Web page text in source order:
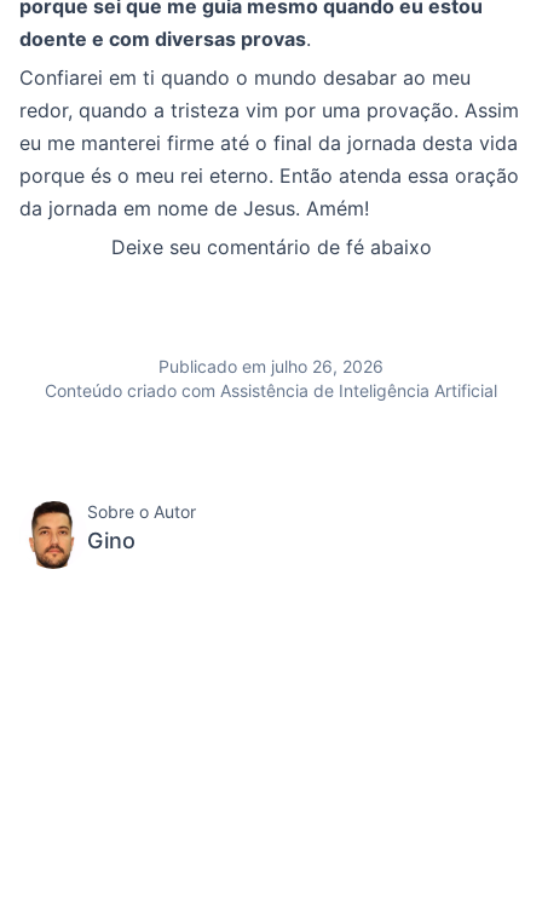
porque sei que me guia mesmo quando eu estou
doente e com diversas provas.
Confiarei em ti quando o mundo desabar ao meu
redor, quando a tristeza vim por uma provação. Assim
eu me manterei firme até o final da jornada desta vida
porque és o meu rei eterno. Então atenda essa oração
da jornada em nome de Jesus. Amém!
Deixe seu comentário de fé abaixo
Publicado em julho 26, 2026
Conteúdo criado com Assistência de Inteligência Artificial
Sobre o Autor
Gino